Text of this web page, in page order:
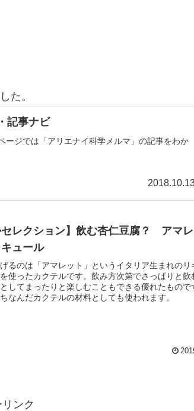
た。
記事ナビ
ージでは「アリエナイ科学メルマ」の記事をわか
セレクション】飲む杏仁豆腐？ アマレ
ュール
るのは「アマレット」というイタリア生まれのリ
使ったカクテルです。飲み方次第でさっぱりと飲
してまったりと楽しむこともできる優れたもので
なんだカクテルの材料としても使われます。
ンク